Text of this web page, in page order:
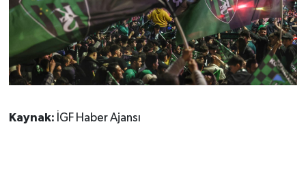
Kaynak: İGF Haber Ajansı